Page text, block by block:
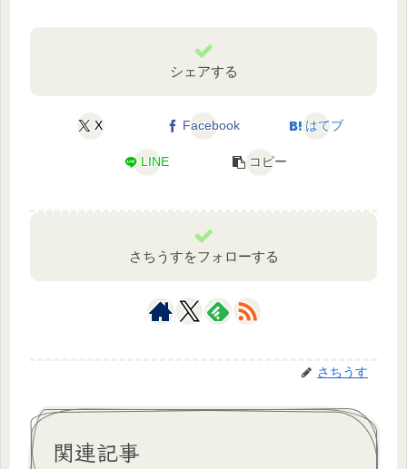
シェアする
X Facebook はてブ
LINE コピー
さちうすをフォローする
さちうす
関連記事